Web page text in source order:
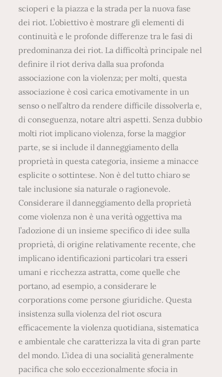
scioperi e la piazza e la strada per la nuova fase
dei riot. L’obiettivo è mostrare gli elementi di
continuità e le profonde differenze tra le fasi di
predominanza dei riot. La difficoltà principale nel
definire il riot deriva dalla sua profonda
associazione con la violenza; per molti, questa
associazione è così carica emotivamente in un
senso o nell’altro da rendere difficile dissolverla e,
di conseguenza, notare altri aspetti. Senza dubbio
molti riot implicano violenza, forse la maggior
parte, se si include il danneggiamento della
proprietà in questa categoria, insieme a minacce
esplicite o sottintese. Non è del tutto chiaro se
tale inclusione sia naturale o ragionevole.
Considerare il danneggiamento della proprietà
come violenza non è una verità oggettiva ma
l’adozione di un insieme specifico di idee sulla
proprietà, di origine relativamente recente, che
implicano identificazioni particolari tra esseri
umani e ricchezza astratta, come quelle che
portano, ad esempio, a considerare le
corporations come persone giuridiche. Questa
insistenza sulla violenza del riot oscura
efficacemente la violenza quotidiana, sistematica
e ambientale che caratterizza la vita di gran parte
del mondo. L’idea di una socialità generalmente
pacifica che solo eccezionalmente sfocia in